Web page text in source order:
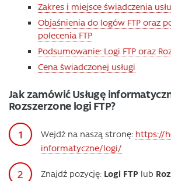
Zakres i miejsce świadczenia
Objaśnienia do logów FTP oraz
polecenia FTP
Podsumowanie: Logi FTP oraz
Cena świadczonej usługi
Jak zamówić Usługę
Rozszerzone logi FTP?
Wejdź na naszą stronę: https://
informatyczne/logi/
Znajdź pozycję: Logi FTP lub